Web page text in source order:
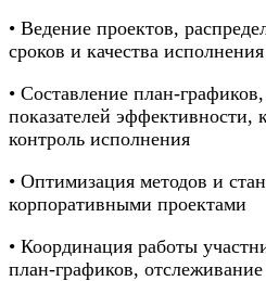
• Ведение проектов,
сроков и качества исполнения
• Составление план-
показателей эффективности,
контроль исполнения
• Оптимизация методов и
корпоративными проектами
• Координация работы
план-графиков, отслеживание